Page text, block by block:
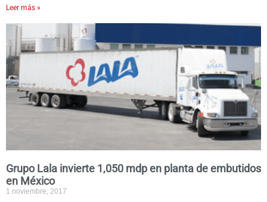
Leer más »
Grupo Lala invierte 1,050 mdp en planta de embutidos
en México
1 noviembre, 2017